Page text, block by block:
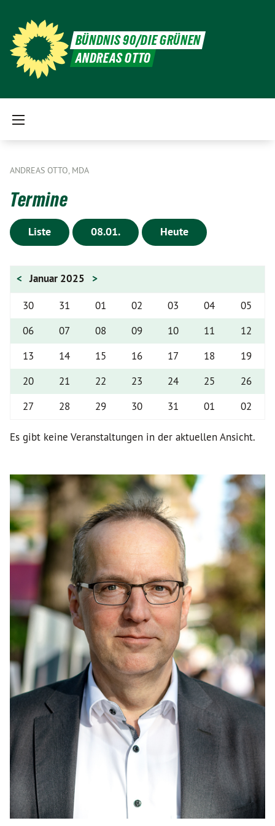
BÜNDNIS 90/DIE GRÜNEN
ANDREAS OTTO
ANDREAS OTTO, MDA
Termine
Liste 08.01. Heute
< Januar 2025 >
30
31 01 02 03 04
05
06
07 08 09 10 11
12
13
14 15 16 17 18
19
20
21 22 23 24 25
26
27
28 29 30 31 01 02
Es gibt keine Veranstaltungen in der aktuellen Ansicht.